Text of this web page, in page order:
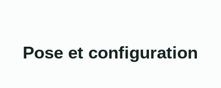
Pose et configuration